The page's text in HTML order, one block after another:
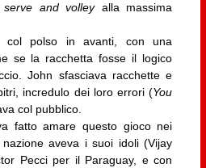
serve and volley alla massima
col polso in avanti, con una
se la racchetta fosse il logico
John sfasciava racchette e
incredulo dei loro errori (You
col pubblico.
fatto amare questo gioco nei
aveva i suoi idoli (Vijay
Pecci per il Paraguay, e con